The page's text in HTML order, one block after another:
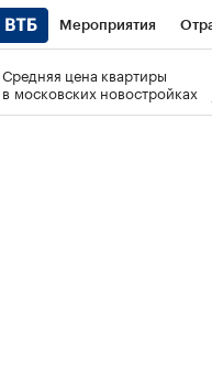
Мероприятия
РБК РБК
Средняя цена квартиры
в московских новостройках